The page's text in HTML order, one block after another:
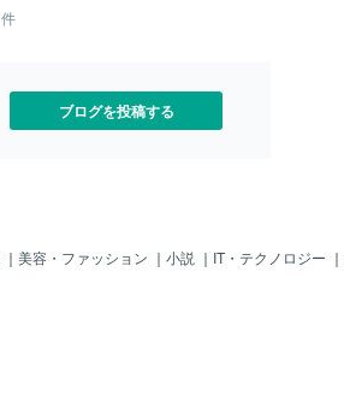
件
ブログを投稿する
｜ 美容・ファッション ｜ 小説 ｜ IT・テクノロジー ｜